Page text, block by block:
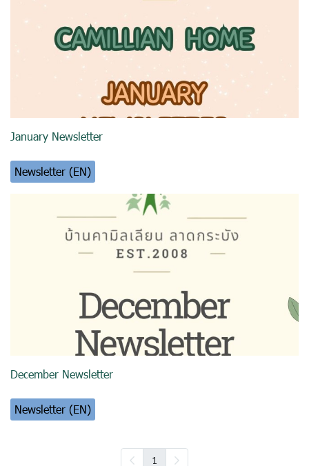
January Newsletter
Newsletter (EN)
December Newsletter
Newsletter (EN)
1